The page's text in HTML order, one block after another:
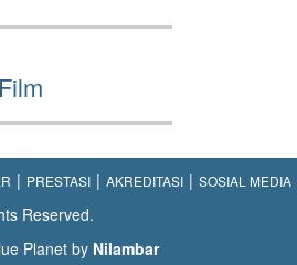
PRESTASI AKREDITASI SOSIAL MEDIA
Reserved.
Planet by Nilambar